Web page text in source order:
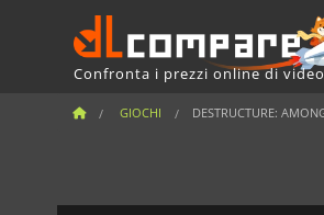
Confronta i prezzi online di
GIOCHI DESTRUCTURE: